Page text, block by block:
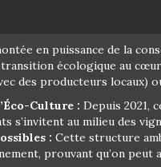
en puissance de la
écologique au
des producteurs locaux)
Culture : Depuis 2021,
s’invitent au milieu des
: Cette structure
prouvant qu’on